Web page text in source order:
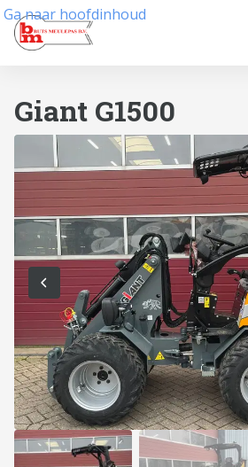
Ga naar hoofdinhoud
Giant G1500